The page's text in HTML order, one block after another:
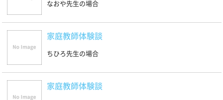
なおや先生の場合
家庭教師体験談
ちひろ先生の場合
家庭教師体験談